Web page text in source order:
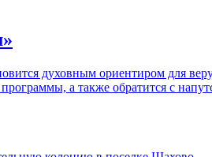
духовным ориентиром для
а также обратится с